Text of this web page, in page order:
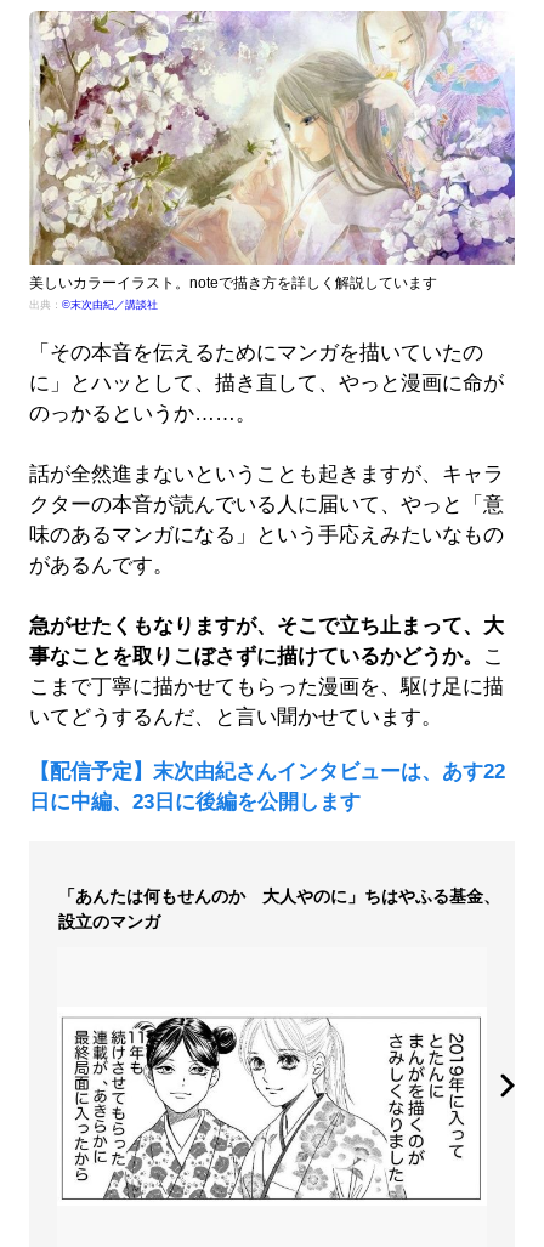
美しいカラーイラスト。noteで描き方を詳しく解説しています
出典： ©末次由紀／講談社
「その本音を伝えるためにマンガを描いていたの
に」とハッとして、描き直して、やっと漫画に命が
のっかるというか……。
話が全然進まないということも起きますが、キャラ
クターの本音が読んでいる人に届いて、やっと「意
味のあるマンガになる」という手応えみたいなもの
があるんです。
急がせたくもなりますが、そこで立ち止まって、大
事なことを取りこぼさずに描けているかどうか。
こ
こまで丁寧に描かせてもらった漫画を、駆け足に描
いてどうするんだ、と言い聞かせています。
【配信予定】末次由紀さんインタビューは、あす22
日に中編、23日に後編を公開します
「あんたは何もせんのか 大人やのに」ちはやふる基金、
設立のマンガ